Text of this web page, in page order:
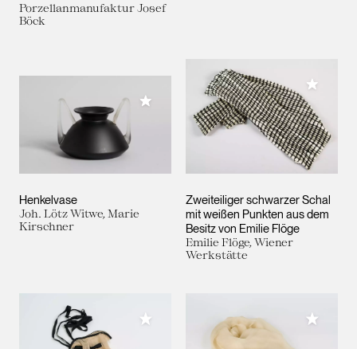
Porzellanmanufaktur Josef
Böck
Henkelvase
Joh. Lötz Witwe, Marie
Kirschner
Meiner Sammlung hinzufügen
Zweiteiliger schwarzer Schal
mit weißen Punkten aus dem
Besitz von Emilie Flöge
Emilie Flöge, Wiener
Werkstätte
Meiner
Meiner Sammlung hinzufügen Meiner